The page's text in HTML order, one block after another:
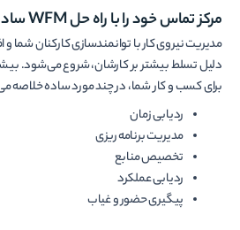
مرکز تماس خود را با راه حل WFM ساده کنید
مدیریت نیروی کار با توانمندسازی کارکنان شما
دلیل تسلط بیشتر بر کارشان، شروع می­‌شود.
برای کسب و کار شما، در چند مورد ساده خلاصه
ردیابی زمان
مدیریت برنامه ریزی
تخصیص منابع
ردیابی عملکرد
پیگیری حضور و غیاب